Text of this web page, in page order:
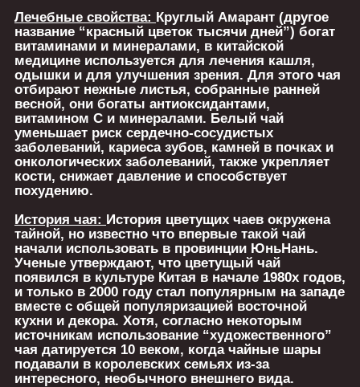
Лечебные свойства: Круглый Амарант (другое
название “красный цветок тысячи дней”) богат
витаминами и минералами, в китайской
медицине используется для лечения кашля,
одышки и для улучшения зрения. Для этого чая
отбирают нежные листья, собранные ранней
весной, они богаты антиоксидантами,
витамином С и минералами. Белый чай
уменьшает риск сердечно-сосудистых
заболеваний, кариеса зубов, камней в почках и
онкологических заболеваний, также укрепляет
кости, снижает давление и способствует
похудению.
История чая: История цветущих чаев окружена
тайной, но известно что впервые такой чай
начали использовать в провинции ЮньНань.
Ученые утверждают, что цветущый чай
появился в культуре Китая в начале 1980х годов,
и только в 2000 году стал популярным на западе
вместе с общей популяризацией восточной
кухни и декора. Хотя, согласно некоторым
источникам использование “художественного”
чая датируется 10 веком, когда чайные шары
подавали в королевских семьях из-за
интересного, необычного внешнего вида.